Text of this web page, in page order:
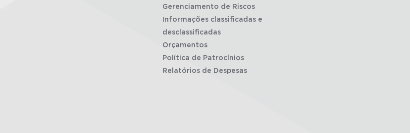
Gerenciamento de Riscos
Informações classificadas e
desclassificadas
Orçamentos
Política de Patrocínios
Relatórios de Despesas